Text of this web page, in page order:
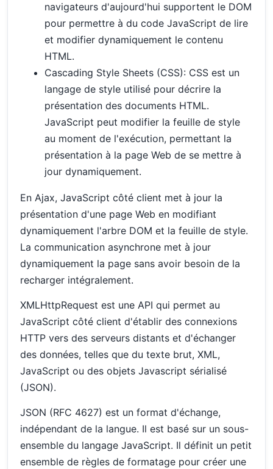
navigateurs d'aujourd'hui supportent le DOM
pour permettre à du code JavaScript de lire
et modifier dynamiquement le contenu
HTML.
Cascading Style Sheets (CSS): CSS est un
langage de style utilisé pour décrire la
présentation des documents HTML.
JavaScript peut modifier la feuille de style
au moment de l'exécution, permettant la
présentation à la page Web de se mettre à
jour dynamiquement.
En Ajax, JavaScript côté client met à jour la
présentation d'une page Web en modifiant
dynamiquement l'arbre DOM et la feuille de style.
La communication asynchrone met à jour
dynamiquement la page sans avoir besoin de la
recharger intégralement.
XMLHttpRequest est une API qui permet au
JavaScript côté client d'établir des connexions
HTTP vers des serveurs distants et d'échanger
des données, telles que du texte brut, XML,
JavaScript ou des objets Javascript sérialisé
(JSON).
JSON (RFC 4627) est un format d'échange,
indépendant de la langue. Il est basé sur un sous-
ensemble du langage JavaScript. Il définit un petit
ensemble de règles de formatage pour créer une